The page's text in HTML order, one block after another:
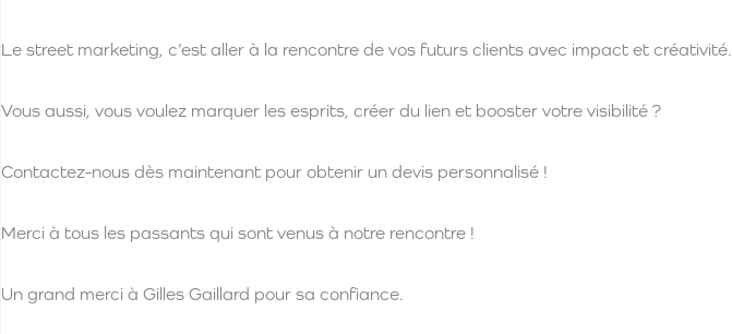
Le street marketing, c’est aller à la rencontre de vos futurs clients avec impact et créativité.
Vous aussi, vous voulez marquer les esprits, créer du lien et booster votre visibilité ?
Contactez-nous dès maintenant pour obtenir un devis personnalisé !
Merci à tous les passants qui sont venus à notre rencontre !
Un grand merci à Gilles Gaillard pour sa confiance.